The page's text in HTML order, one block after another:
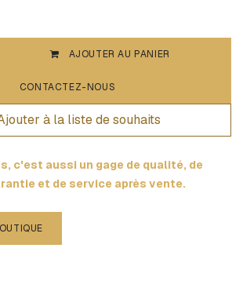
AJOUTER AU PANIER
CONTACTEZ-NOUS
à la liste de souhaits
c'est aussi un gage de qualité, de
et de service après vente.